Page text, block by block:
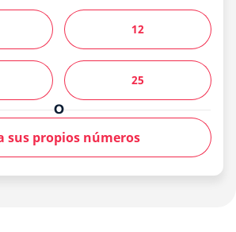
12
25
O
sus propios números